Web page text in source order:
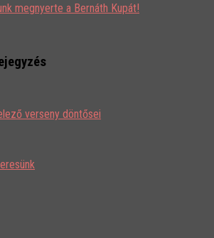
megnyerte a Bernáth Kupát!
verseny döntősei